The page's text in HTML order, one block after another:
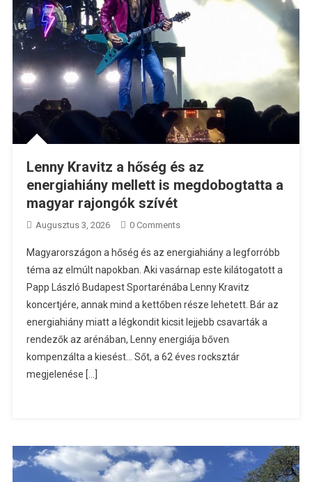
Lenny Kravitz a hőség és az
energiahiány mellett is megdobogtatta a
magyar rajongók szívét
Augusztus 3, 2026 0 Comments
Magyarországon a hőség és az energiahiány a legforróbb
téma az elmúlt napokban. Aki vasárnap este kilátogatott a
Papp László Budapest Sportarénába Lenny Kravitz
koncertjére, annak mind a kettőben része lehetett. Bár az
energiahiány miatt a légkondit kicsit lejjebb csavarták a
rendezők az arénában, Lenny energiája bőven
kompenzálta a kiesést… Sőt, a 62 éves rocksztár
megjelenése […]